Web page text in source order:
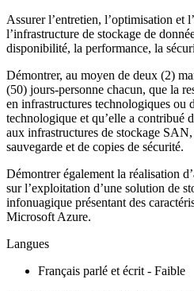
Assurer l’entretien, l’optimisation et
l’infrastructure de stockage de
disponibilité, la performance, la
Démontrer, au moyen de deux (2)
(50) jours-personne chacun, que la
en infrastructures technologiques ou
technologique et qu’elle a contribué
aux infrastructures de stockage
sauvegarde et de copies de sécurité.
Démontrer également la réalisation
sur l’exploitation d’une solution de
infonuagique présentant des
Microsoft Azure.
Langues
Français parlé et écrit - Faible